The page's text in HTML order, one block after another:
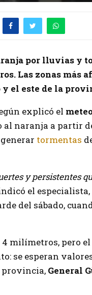
por lluvias y
Las zonas más
y el este de la
explicó el
naranja a partir
tormentas
y persistentes
el
del sábado,
milímetros, pero
se esperan
provincia, General